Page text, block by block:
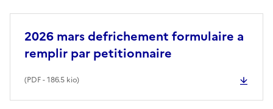
2026 mars defrichement formulaire a
remplir par petitionnaire
(PDF- 186.5 kio)